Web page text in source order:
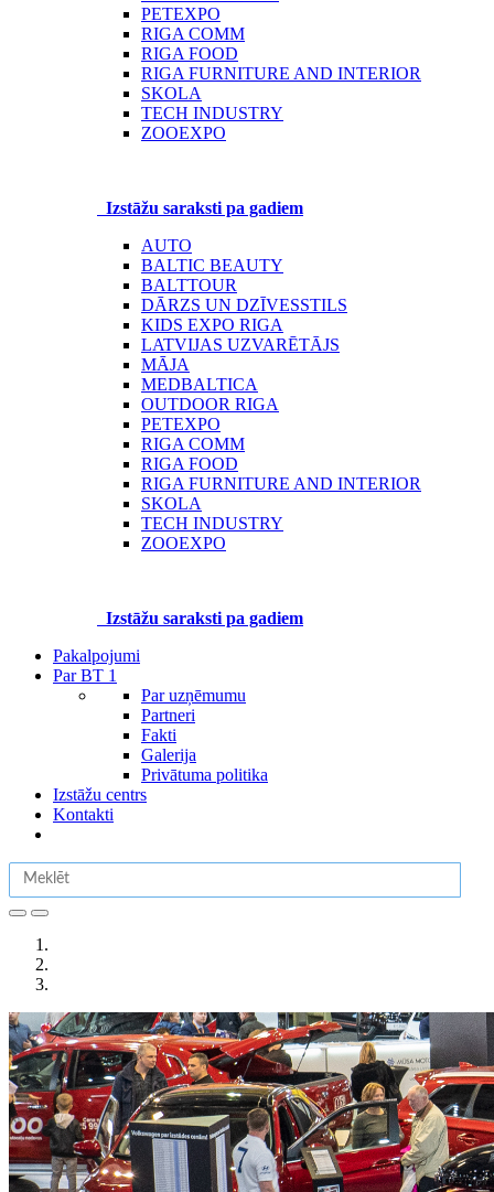
PETEXPO
RIGA COMM
RIGA FOOD
RIGA FURNITURE AND INTERIOR
SKOLA
TECH INDUSTRY
ZOOEXPO
Izstāžu saraksti pa gadiem
AUTO
BALTIC BEAUTY
BALTTOUR
DĀRZS UN DZĪVESSTILS
KIDS EXPO RIGA
LATVIJAS UZVARĒTĀJS
MĀJA
MEDBALTICA
OUTDOOR RIGA
PETEXPO
RIGA COMM
RIGA FOOD
RIGA FURNITURE AND INTERIOR
SKOLA
TECH INDUSTRY
ZOOEXPO
Izstāžu saraksti pa gadiem
Pakalpojumi
Par BT 1
Par uzņēmumu
Partneri
Fakti
Galerija
Privātuma politika
Izstāžu centrs
Kontakti